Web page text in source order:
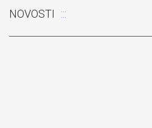
NOVOSTI